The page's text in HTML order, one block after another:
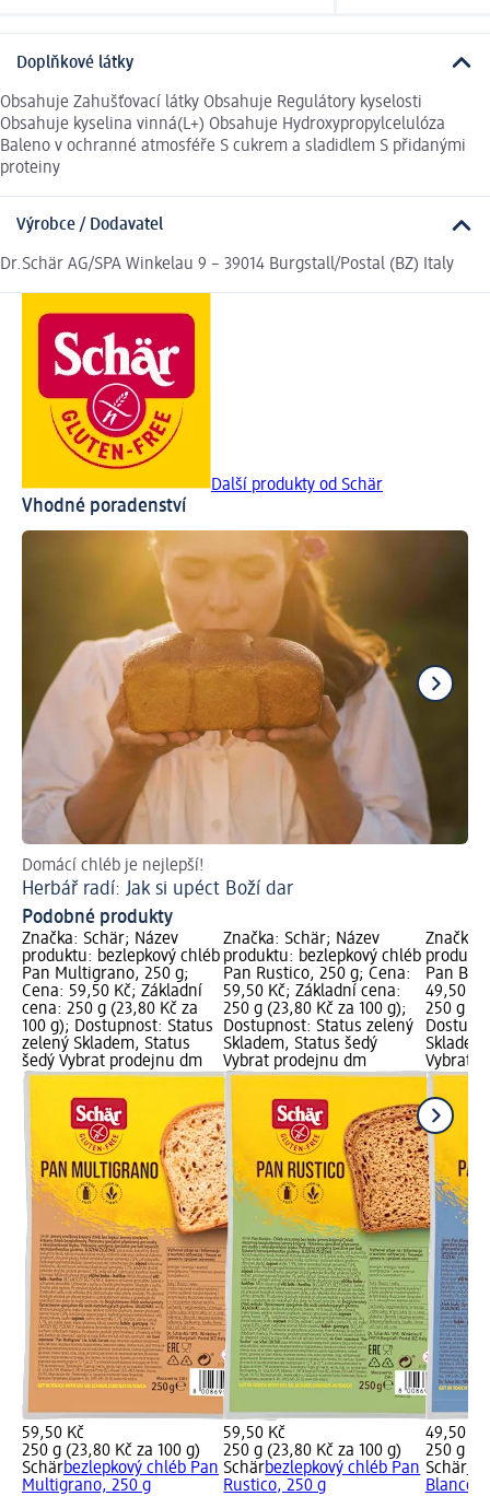
Doplňkové látky
Obsahuje Zahušťovací látky Obsahuje Regulátory kyselosti
Obsahuje kyselina vinná(L+) Obsahuje Hydroxypropylcelulóza
Baleno v ochranné atmosféře S cukrem a sladidlem S přidanými
proteiny
Výrobce / Dodavatel
Dr.Schär AG/SPA Winkelau 9 – 39014 Burgstall/Postal (BZ) Italy
Další produkty od Schär
Vhodné poradenství
Domácí chléb je nejlepší!
Herbář radí: Jak si upéct Boží dar
Podobné produkty
Značka: Schär; Název
produktu: bezlepkový chléb
Pan Multigrano, 250 g;
Cena: 59,50 Kč; Základní
cena: 250 g (23,80 Kč za
100 g); Dostupnost: Status
zelený Skladem, Status
šedý Vybrat prodejnu dm
59,50 Kč
250 g (23,80 Kč za 100 g)
Schärbezlepkový chléb Pan
Multigrano, 250 g
Značka: Schär; Název
produktu: bezlepkový chléb
Pan Rustico, 250 g; Cena:
59,50 Kč; Základní cena:
250 g (23,80 Kč za 100 g);
Dostupnost: Status zelený
Skladem, Status šedý
Vybrat prodejnu dm
59,50 Kč
250 g (23,80 Kč za 100 g)
Schärbezlepkový chléb Pan
Rustico, 250 g
Značka:
Pan
49,50
250 g
Vybrat
49,50 Kč
250 g
Schär
Blanco,